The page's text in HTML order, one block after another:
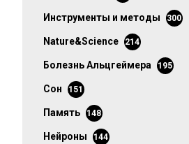
инструменты и методы 300
Nature&Science 214
болезнь Альцгеймера 195
сон 151
память 148
нейроны 144